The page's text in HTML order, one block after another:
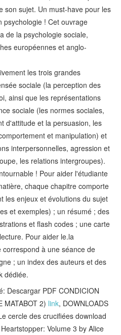
son sujet. Un must-have pour les
psychologie ! Cet ouvrage
de la psychologie sociale,
européennes et anglo-
les trois grandes
sociale (la perception des
ainsi que les représentations
sociale (les normes sociales,
d'attitude et la persuasion, les
et manipulation) et
interpersonnelles, agression et
les relations intergroupes).
! Pour aider l'étudiante
chaque chapitre comporte
les enjeux et évolutions du sujet
et exemples) ; un résumé ; des
et flash codes ; une carte
Pour aider le.la
à une séance de
; un index des auteurs et des
dédiée.
Descargar PDF CONDICION
MATABOT 2) link, DOWNLOADS
cercle des crucifiées download
Volume 3 by Alice